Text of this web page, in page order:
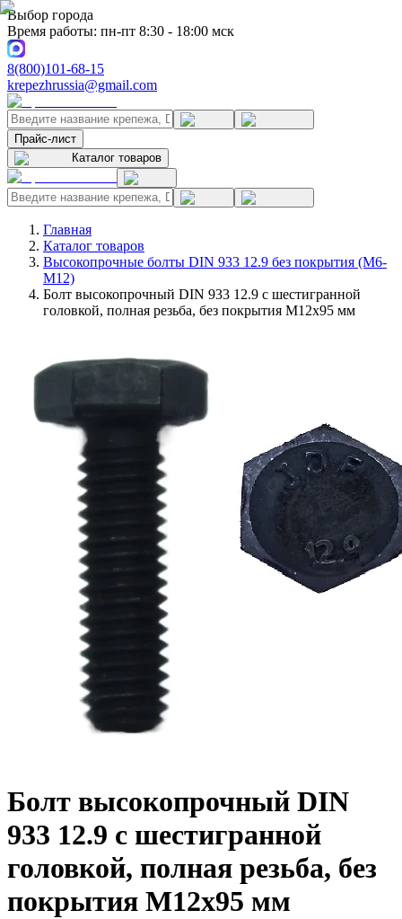
Выбор города
Время работы: пн-пт 8:30 - 18:00 мск
8(800)101-68-15
krepezhrussia@gmail.com
Прайс-лист
Каталог товаров
Главная
Каталог товаров
Высокопрочные болты DIN 933 12.9 без покрытия (M6-
M12)
Болт высокопрочный DIN 933 12.9 с шестигранной
головкой, полная резьба, без покрытия M12x95 мм
Болт высокопрочный DIN
933 12.9 с шестигранной
головкой, полная резьба, без
покрытия M12x95 мм